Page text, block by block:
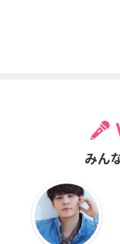
みん